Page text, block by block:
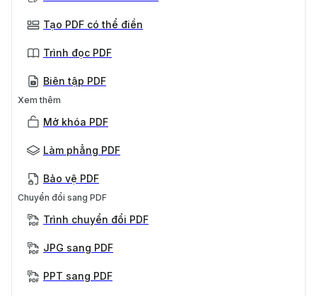
Tạo PDF có thể điền
Trình đọc PDF
Biên tập PDF
Xem thêm
Mở khóa PDF
Làm phẳng PDF
Bảo vệ PDF
Chuyển đổi sang PDF
Trình chuyển đổi PDF
JPG sang PDF
PPT sang PDF